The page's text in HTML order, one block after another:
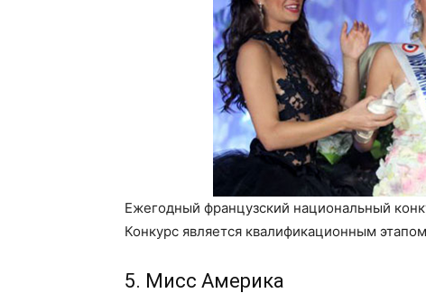
Ежегодный французский национальный
Конкурс является квалификационным
5. Мисс Америка